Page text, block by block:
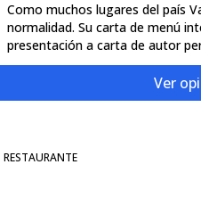
Como muchos lugares del país
normalidad. Su carta de menú
presentación a carta de autor
Ver
RESTAURANTE